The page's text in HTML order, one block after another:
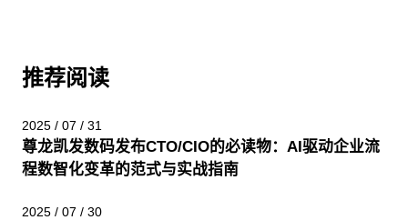
推荐阅读
2025 / 07 / 31
尊龙凯发数码发布CTO/CIO的必读物：AI驱动企业流
程数智化变革的范式与实战指南
2025 / 07 / 30